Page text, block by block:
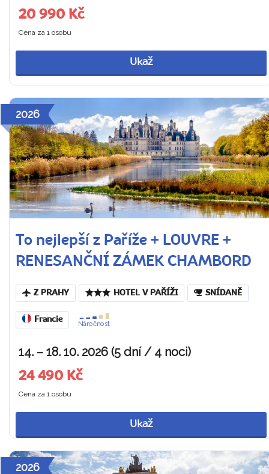
20 990 Kč
Cena za 1 osobu
Ukaž
2026
To nejlepší z Paříže + LOUVRE +
RENESANČNÍ ZÁMEK CHAMBORD
Z PRAHY HOTEL V PAŘÍŽI SNÍDANĚ
Francie
Náročnost
14. – 18. 10. 2026 (5 dní / 4 noci)
24 490 Kč
Cena za 1 osobu
Ukaž
2026